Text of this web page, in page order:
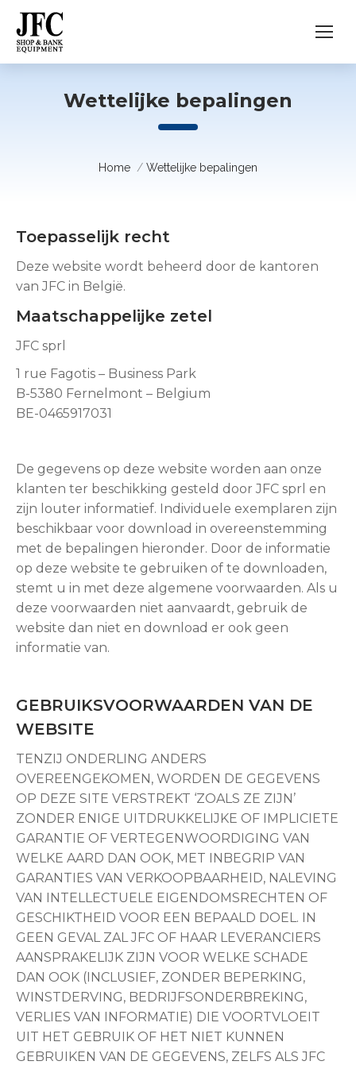
Wettelijke bepalingen
Home Wettelijke bepalingen
Toepasselijk recht
Deze website wordt beheerd door de kantoren
van JFC in België.
Maatschappelijke zetel
JFC sprl
1 rue Fagotis – Business Park
B-5380 Fernelmont – Belgium
BE-0465917031
De gegevens op deze website worden aan onze
klanten ter beschikking gesteld door JFC sprl en
zijn louter informatief. Individuele exemplaren zijn
beschikbaar voor download in overeenstemming
met de bepalingen hieronder. Door de informatie
op deze website te gebruiken of te downloaden,
stemt u in met deze algemene voorwaarden. Als u
deze voorwaarden niet aanvaardt, gebruik de
website dan niet en download er ook geen
informatie van.
GEBRUIKSVOORWAARDEN VAN DE
WEBSITE
TENZIJ ONDERLING ANDERS
OVEREENGEKOMEN, WORDEN DE GEGEVENS
OP DEZE SITE VERSTREKT ‘ZOALS ZE ZIJN’
ZONDER ENIGE UITDRUKKELIJKE OF IMPLICIETE
GARANTIE OF VERTEGENWOORDIGING VAN
WELKE AARD DAN OOK, MET INBEGRIP VAN
GARANTIES VAN VERKOOPBAARHEID, NALEVING
VAN INTELLECTUELE EIGENDOMSRECHTEN OF
GESCHIKTHEID VOOR EEN BEPAALD DOEL. IN
GEEN GEVAL ZAL JFC OF HAAR LEVERANCIERS
AANSPRAKELIJK ZIJN VOOR WELKE SCHADE
DAN OOK (INCLUSIEF, ZONDER BEPERKING,
WINSTDERVING, BEDRIJFSONDERBREKING,
VERLIES VAN INFORMATIE) DIE VOORTVLOEIT
UIT HET GEBRUIK OF HET NIET KUNNEN
GEBRUIKEN VAN DE GEGEVENS, ZELFS ALS JFC